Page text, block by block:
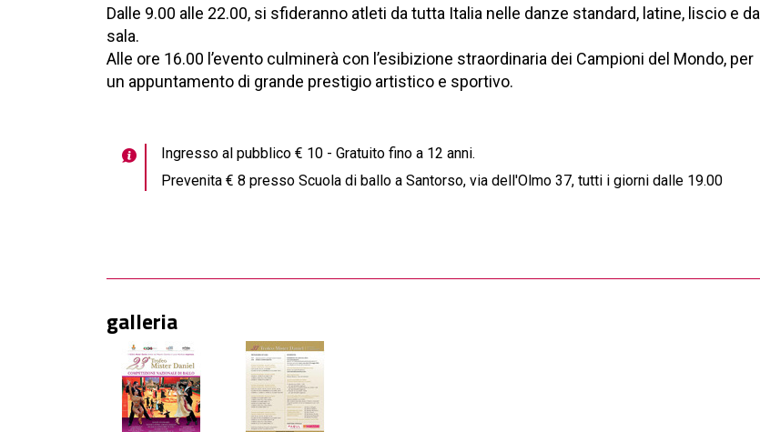
Dalle 9.00 alle 22.00, si sfideranno atleti da tutta Italia nelle danze standard, latine, liscio e da
sala.
Alle ore 16.00 l’evento culminerà con l’esibizione straordinaria dei Campioni del Mondo, per
un appuntamento di grande prestigio artistico e sportivo.
Ingresso al pubblico € 10 - Gratuito fino a 12 anni.
Prevenita € 8 presso Scuola di ballo a Santorso, via dell'Olmo 37, tutti i giorni dalle 19.00
galleria